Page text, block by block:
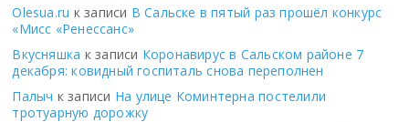
Olesua.ru к записи В Сальске в пятый раз прошёл конкурс
«Мисс «Ренессанс»
Вкусняшка к записи Коронавирус в Сальском районе 7
декабря: ковидный госпиталь снова переполнен
Палыч к записи На улице Коминтерна постелили
тротуарную дорожку